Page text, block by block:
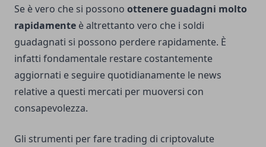
Se è vero che si possono ottenere guadagni molto
rapidamente è altrettanto vero che i soldi
guadagnati si possono perdere rapidamente. È
infatti fondamentale restare costantemente
aggiornati e seguire quotidianamente le news
relative a questi mercati per muoversi con
consapevolezza.
Gli strumenti per fare trading di criptovalute